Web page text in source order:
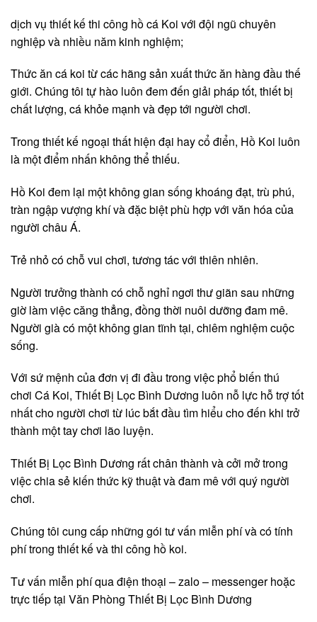
dịch vụ thiết kế thi công hồ cá Koi với đội ngũ chuyên
nghiệp và nhiều năm kinh nghiệm;
Thức ăn cá koi từ các hãng sản xuất thức ăn hàng đầu thế
giới. Chúng tôi tự hào luôn đem đến giải pháp tốt, thiết bị
chất lượng, cá khỏe mạnh và đẹp tới người chơi.
Trong thiết kế ngoại thất hiện đại hay cổ điển, Hồ Koi luôn
là một điểm nhấn không thể thiếu.
Hồ Koi đem lại một không gian sống khoáng đạt, trù phú,
tràn ngập vượng khí và đặc biệt phù hợp với văn hóa của
người châu Á.
Trẻ nhỏ có chỗ vui chơi, tương tác với thiên nhiên.
Người trưởng thành có chỗ nghỉ ngơi thư giãn sau những
giờ làm việc căng thẳng, đồng thời nuôi dưỡng đam mê.
Người già có một không gian tĩnh tại, chiêm nghiệm cuộc
sống.
Với sứ mệnh của đơn vị đi đầu trong việc phổ biến thú
chơi Cá Koi, Thiết Bị Lọc Bình Dương luôn nỗ lực hỗ trợ tốt
nhất cho người chơi từ lúc bắt đầu tìm hiểu cho đến khi trở
thành một tay chơi lão luyện.
Thiết Bị Lọc Bình Dương rất chân thành và cởi mở trong
việc chia sẻ kiến thức kỹ thuật và đam mê với quý người
chơi.
Chúng tôi cung cấp những gói tư vấn miễn phí và có tính
phí trong thiết kế và thi công hồ koi.
Tư vấn miễn phí qua điện thoại – zalo – messenger hoặc
trực tiếp tại Văn Phòng Thiết Bị Lọc Bình Dương